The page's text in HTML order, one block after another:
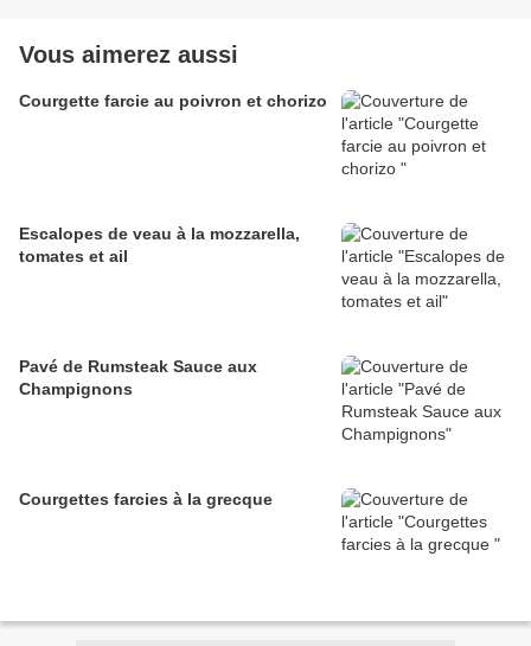
Vous aimerez aussi
Courgette farcie au poivron et chorizo
Escalopes de veau à la mozzarella,
tomates et ail
Pavé de Rumsteak Sauce aux
Champignons
Courgettes farcies à la grecque